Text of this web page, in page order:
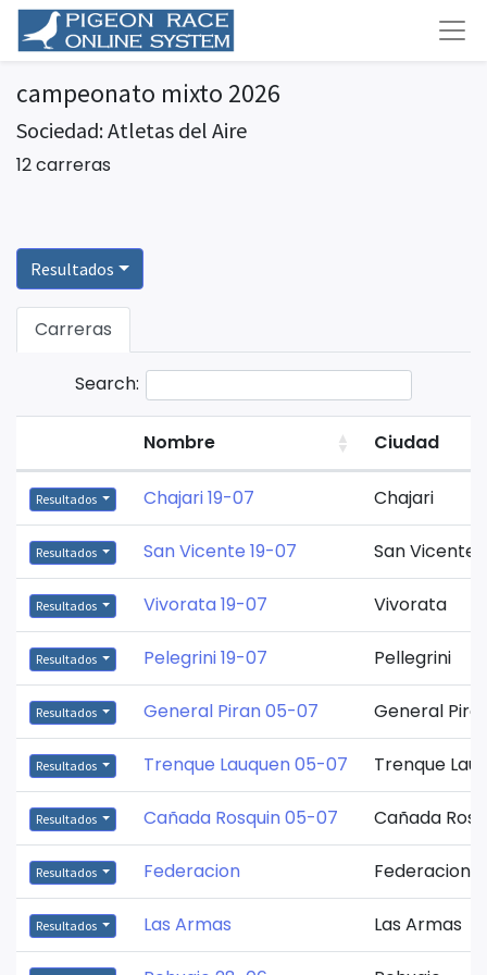
campeonato mixto 2026
Sociedad: Atletas del Aire
12 carreras
Resultados
Carreras
Search:
Nombre Ciudad
Resultados Chajari 19-07 Chajari
Resultados San Vicente 19-07 San Vicente
Resultados Vivorata 19-07 Vivorata
Resultados Pelegrini 19-07 Pellegrini
Resultados General Piran 05-07 General
Resultados Trenque Lauquen 05-07 Trenque
Resultados Cañada Rosquin 05-07 Cañada
Resultados Federacion Federacion
Resultados Las Armas Las Armas